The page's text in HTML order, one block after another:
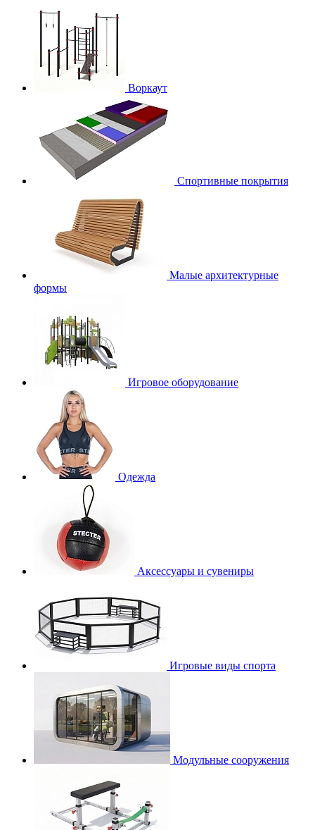
Воркаут
Спортивные покрытия
Малые архитектурные
формы
Игровое оборудование
Одежда
Аксессуары и сувениры
Игровые виды спорта
Модульные сооружения